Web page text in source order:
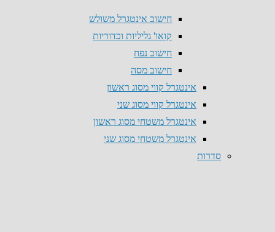
חישוב אינטגרל משולש
קואו' גליליות וכדוריות
חישוב נפח
חישוב מסה
אינטגרל קווי מסוג ראשון
אינטגרל קווי מסוג שני
אינטגרל משטחי מסוג ראשון
אינטגרל משטחי מסוג שני
סדרות